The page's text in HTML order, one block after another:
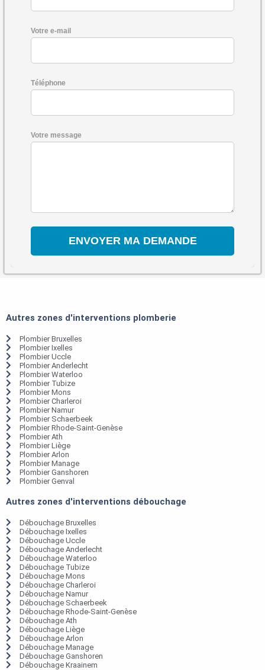
Votre e-mail
Téléphone
Votre message
Autres zones d'interventions plomberie
Plombier Bruxelles
Plombier Ixelles
Plombier Uccle
Plombier Anderlecht
Plombier Waterloo
Plombier Tubize
Plombier Mons
Plombier Charleroi
Plombier Namur
Plombier Schaerbeek
Plombier Rhode-Saint-Genèse
Plombier Ath
Plombier Liège
Plombier Arlon
Plombier Manage
Plombier Ganshoren
Plombier Genval
Autres zones d'interventions débouchage
Débouchage Bruxelles
Débouchage Ixelles
Débouchage Uccle
Débouchage Anderlecht
Débouchage Waterloo
Débouchage Tubize
Débouchage Mons
Débouchage Charleroi
Débouchage Namur
Débouchage Schaerbeek
Débouchage Rhode-Saint-Genèse
Débouchage Ath
Débouchage Liège
Débouchage Arlon
Débouchage Manage
Débouchage Ganshoren
Débouchage Kraainem